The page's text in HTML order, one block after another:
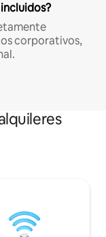
corporativos,